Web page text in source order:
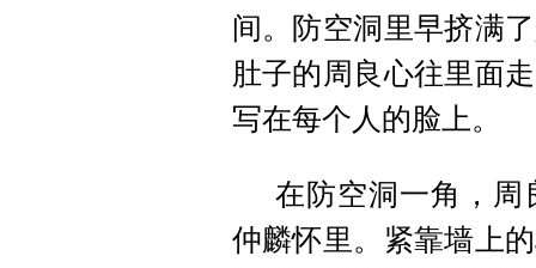
间。防空洞里早挤满
肚子的周良心往里面
写在每个人的脸上。
在防空洞一角，周
仲麟怀里。紧靠墙上